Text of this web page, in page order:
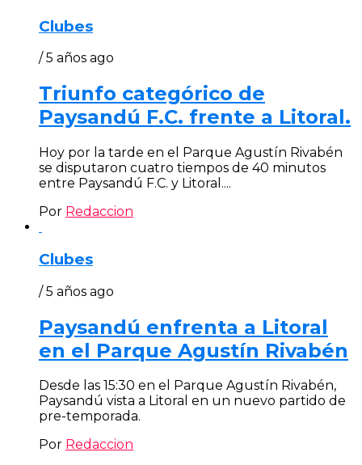
Clubes
/ 5 años ago
Triunfo categórico de
Paysandú F.C. frente a Litoral.
Hoy por la tarde en el Parque Agustín Rivabén
se disputaron cuatro tiempos de 40 minutos
entre Paysandú F.C. y Litoral....
Por Redaccion
Clubes
/ 5 años ago
Paysandú enfrenta a Litoral
en el Parque Agustín Rivabén
Desde las 15:30 en el Parque Agustín Rivabén,
Paysandú vista a Litoral en un nuevo partido de
pre-temporada.
Por Redaccion